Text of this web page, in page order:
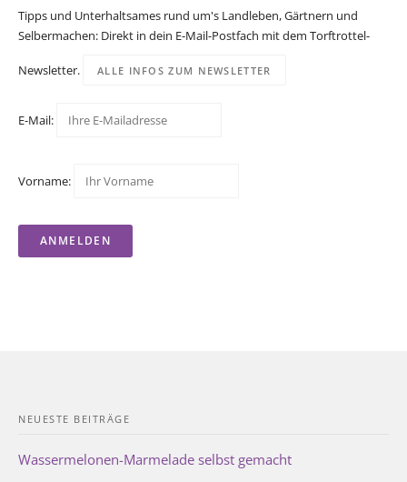
Tipps und Unterhaltsames rund um's Landleben, Gärtnern und
Selbermachen: Direkt in dein E-Mail-Postfach mit dem Torftrottel-
Newsletter. ALLE INFOS ZUM NEWSLETTER
E-Mail:
Vorname:
NEUESTE BEITRÄGE
Wassermelonen-Marmelade selbst gemacht